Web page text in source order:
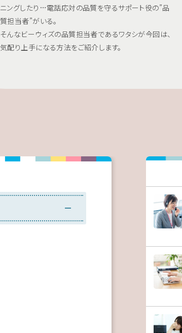
ニングしたり…電話応対の品質を守るサポート役の”品
質担当者”がいる。
そんなビーウィズの品質担当者であるワタシが今回は、
気配り上手になる方法をご紹介します。